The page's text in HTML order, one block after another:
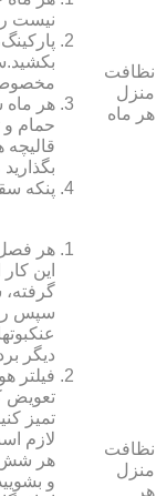
نظافت
منزل
هر ماه
نیست
مخصوص
هر ماه
حمام و
قالیچه‏
پنکه
نظافت
منزل
هر
هر فصل
این
سپس
دیگر
فیلتر
تعویض
تمیز
لازم
هر شش
و